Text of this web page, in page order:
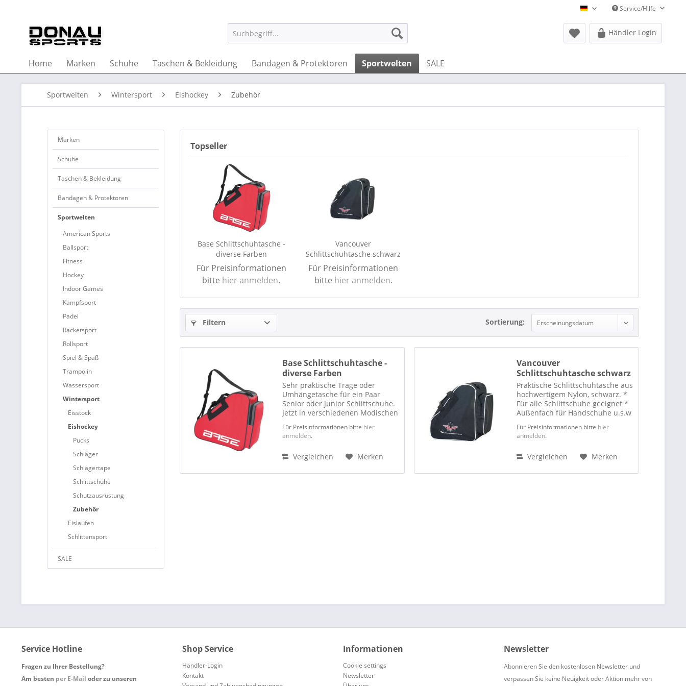
Donausports Deutsch
Service/Hilfe
Händler Login
Home Marken Schuhe Taschen & Bekleidung Bandagen & Protektoren Sportwelten SALE
Sportwelten Wintersport Eishockey Zubehör
Marken
Schuhe
Taschen & Bekleidung
Bandagen & Protektoren
Sportwelten
American Sports
Ballsport
Fitness
Hockey
Indoor Games
Kampfsport
Padel
Racketsport
Rollsport
Spiel & Spaß
Trampolin
Wassersport
Wintersport
Eisstock
Eishockey
Pucks
Schläger
Schlägertape
Schlittschuhe
Schutzausrüstung
Zubehör
Eislaufen
Schlittensport
SALE
Topseller
Base Schlittschuhtasche -
diverse Farben
Für Preisinformationen
bitte hier anmelden.
Vancouver
Schlittschuhtasche schwarz
Für Preisinformationen
bitte hier anmelden.
Filtern Sortierung:
Base Schlittschuhtasche -
diverse Farben
Sehr praktische Trage oder
Umhängetasche für ein Paar
Senior oder Junior Schlittschuhe.
Jetzt in verschiedenen Modischen
Bag überzeugt als
strapazierfähige und praktische
ein...
Für Preisinformationen bitte hier
anmelden.
Vergleichen Merken
Vancouver
Schlittschuhtasche schwarz
Praktische Schlittschuhtasche aus
hochwertigem Nylon, schwarz. *
Für alle Schlittschuhe geeignet *
Außenfach für Handschuhe u.s.w
Handgriffe * Farbe: schwarz *
Größe: 34 x 38 x 23 cm
Für Preisinformationen bitte hier
anmelden.
Vergleichen Merken
Service Hotline
Fragen zu Ihrer Bestellung?
Am besten per E-Mail oder zu unseren
Shop Service
Händler-Login
Kontakt
Informationen
Cookie settings
Newsletter
Newsletter
Abonnieren Sie den kostenlosen Newsletter und
verpassen Sie keine Neuigkeit oder Aktion mehr von